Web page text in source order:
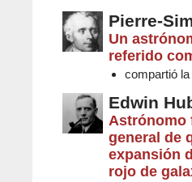
Pierre-
Un
referido
compartió
Edwin
Astrónomo
general de
expansión
rojo de